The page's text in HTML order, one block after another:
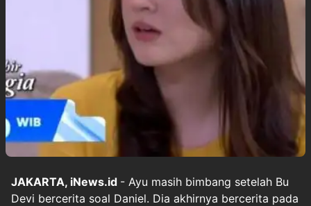
JAKARTA, iNews.id - Ayu masih bimbang setelah Bu
Devi bercerita soal Daniel. Dia akhirnya bercerita pada